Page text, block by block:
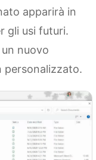
apparirà in
gli usi futuri.
nuovo
personalizzato.